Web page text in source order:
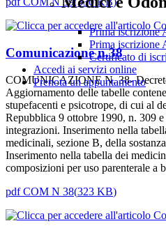
Prima iscrizione
Prima iscrizione
Certificato di
Accedi ai servizi online
Prenota un appuntamento
Comunicazione n.38
COMUNICAZIONE N. 38-
Aggiornamento delle tabelle
stupefacenti e psicotrope, di cui al
Repubblica 9 ottobre 1990, n. 309
integrazioni. Inserimento nella
medicinali, sezione B, della
Inserimento nella tabella dei
composizioni per uso parenterale a
pdfCOM N 38(323 KB)